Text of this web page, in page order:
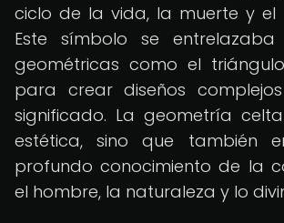
ciclo de la vida, la muerte y el
Este símbolo se
geométricas como el
para crear diseños
significado. La geometría
estética, sino que también
profundo conocimiento de la
el hombre, la naturaleza y lo